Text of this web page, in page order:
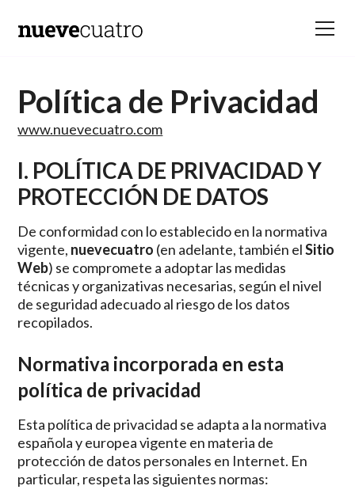
Política de Privacidad
www.nuevecuatro.com
I. POLÍTICA DE PRIVACIDAD Y
PROTECCIÓN DE DATOS
De conformidad con lo establecido en la normativa
vigente, nuevecuatro (en adelante, también elSitio
Web) se compromete a adoptar las medidas
técnicas y organizativas necesarias, según el nivel
de seguridad adecuado al riesgo de los datos
recopilados.
Normativa incorporada en esta
política de privacidad
Esta política de privacidad se adapta a la normativa
española y europea vigente en materia de
protección de datos personales en Internet. En
particular, respeta las siguientes normas: